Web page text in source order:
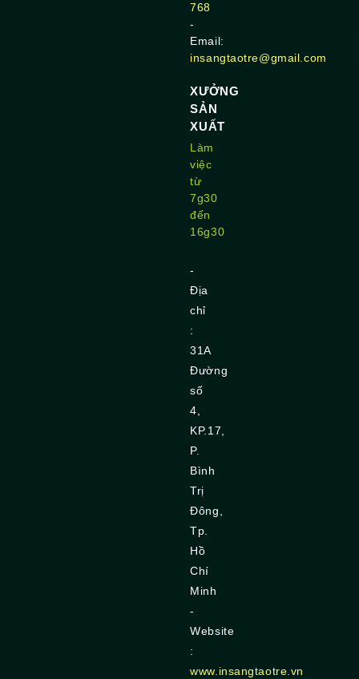
768
-
Email:
insangtaotre@gmail.com
XƯỞNG
SẢN
XUẤT
Làm
việc
từ
7g30
đến
16g30
-
Địa
chỉ
:
31A
Đường
số
4,
KP.17,
P.
Bình
Trị
Đông,
Tp.
Hồ
Chí
Minh
-
Website
:
www.insangtaotre.vn